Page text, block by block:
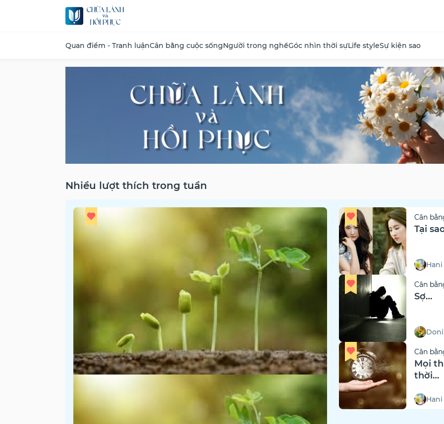
Quan điểm - Tranh luậnCân bằng cuộc sốngNgười trong nghềGóc nhìn thời sựLife styleSự kiện sao
Nhiều lượt thích trong tuần
Cân
Tại
Hani
Cân
Sợ…
Cân
Mọi
thời…
Hani